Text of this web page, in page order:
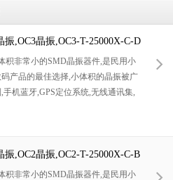
振,OC3晶振,OC3-T-25000X-C-D
晶振
积非常小的SMD晶振器件,是民用小
产品的最佳选择,小体积的晶振被广
手机蓝牙,GPS定位系统,无线通讯集,
无铅.
振,OC2晶振,OC2-T-25000X-C-B
晶振
积非常小的SMD晶振器件,是民用小